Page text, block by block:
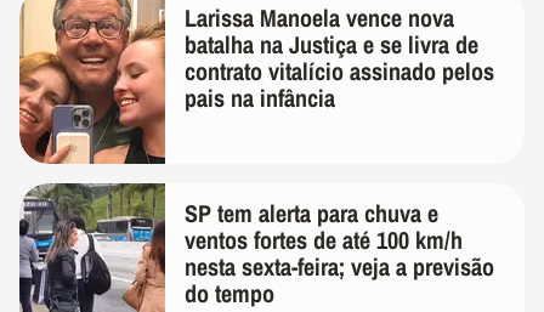
Larissa Manoela vence nova
batalha na Justiça e se livra de
contrato vitalício assinado pelos
pais na infância
SP tem alerta para chuva e
ventos fortes de até 100 km/h
nesta sexta-feira; veja a previsão
do tempo